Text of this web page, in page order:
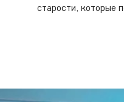
старости, которые